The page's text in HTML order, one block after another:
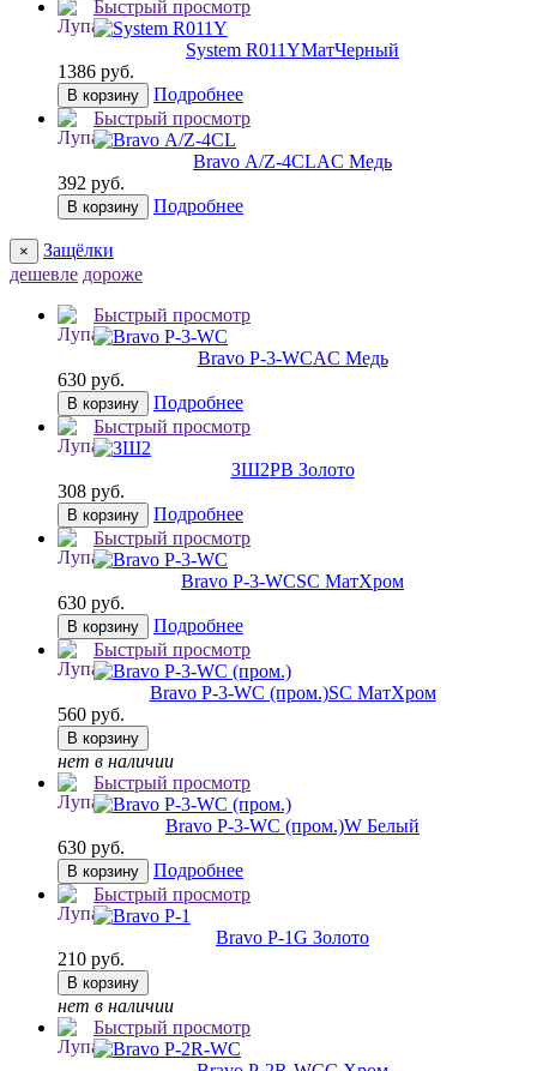
Быстрый просмотр
System R011YМатЧерный
1386 руб.
В корзину
Подробнее
Быстрый просмотр
Bravo А/Z-4CLAC Медь
392 руб.
В корзину Подробнее
×
Защёлки
дешевле дороже
Быстрый просмотр
Bravo P-3-WCAC Медь
630 руб.
В корзину
Подробнее
Быстрый просмотр
ЗШ2РВ Золото
308 руб.
В корзину
Подробнее
Быстрый просмотр
Bravo P-3-WCSC МатХром
630 руб.
В корзину
Подробнее
Быстрый просмотр
Bravo P-3-WC (пром.)SC МатХром
560 руб.
В корзину
нет в наличии
Быстрый просмотр
Bravo P-3-WC (пром.)W Белый
630 руб.
В корзину
Подробнее
Быстрый просмотр
Bravo P-1G Золото
210 руб.
В корзину
нет в наличии
Быстрый просмотр